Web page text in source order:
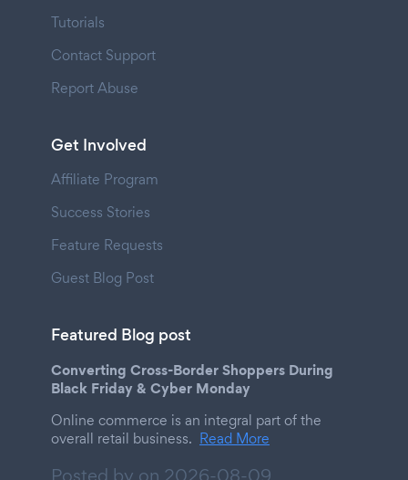
Tutorials
Contact Support
Report Abuse
Get Involved
Affiliate Program
Success Stories
Feature Requests
Guest Blog Post
Featured Blog post
Converting Cross-Border Shoppers During
Black Friday & Cyber Monday
Online commerce is an integral part of the
overall retail business. Read More
Posted by on 2026-08-09